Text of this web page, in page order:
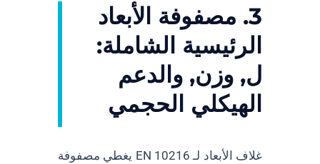
3. مصفوفة الأبعاد
الرئيسية الشاملة:
ل, وزن, والدعم
الهيكلي الحجمي
غلاف الأبعاد لـ EN 10216 يغطي مصفوفة